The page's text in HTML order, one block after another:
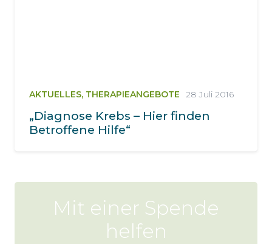
AKTUELLES, THERAPIEANGEBOTE 28 Juli 2016
„Diagnose Krebs – Hier finden
Betroffene Hilfe“
Mit einer Spende
helfen